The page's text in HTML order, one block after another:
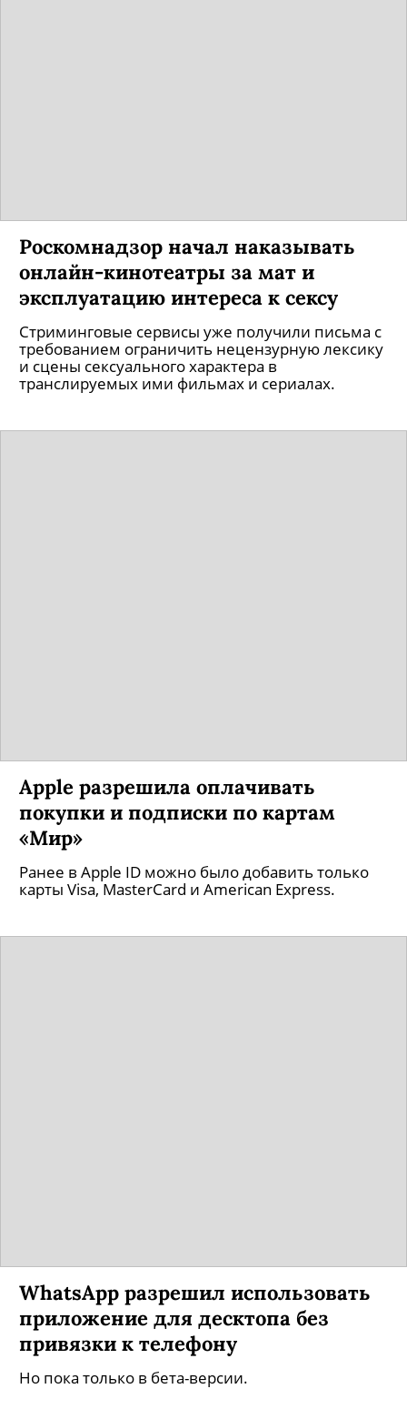
Роскомнадзор начал наказывать
онлайн-кинотеатры за мат и
эксплуатацию интереса к сексу
Стриминговые сервисы уже получили письма с
требованием ограничить нецензурную лексику
и сцены сексуального характера в
транслируемых ими фильмах и сериалах.
Apple разрешила оплачивать
покупки и подписки по картам
«Мир»
Ранее в Apple ID можно было добавить только
карты Visa, MasterCard и American Express.
WhatsApp разрешил использовать
приложение для десктопа без
привязки к телефону
Но пока только в бета-версии.